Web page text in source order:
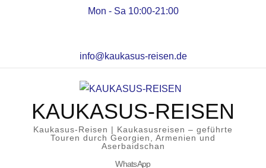
Mon - Sa 10:00-21:00
info@kaukasus-reisen.de
KAUKASUS-REISEN
Kaukasus-Reisen | Kaukasusreisen – geführte
Touren durch Georgien, Armenien und
Aserbaidschan
WhatsApp